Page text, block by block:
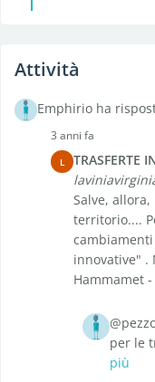
Attività
Emphirio ha
3 anni fa
L TRASFERTE
Salve,
territorio....
innovative" .
Hammamet
per le
più